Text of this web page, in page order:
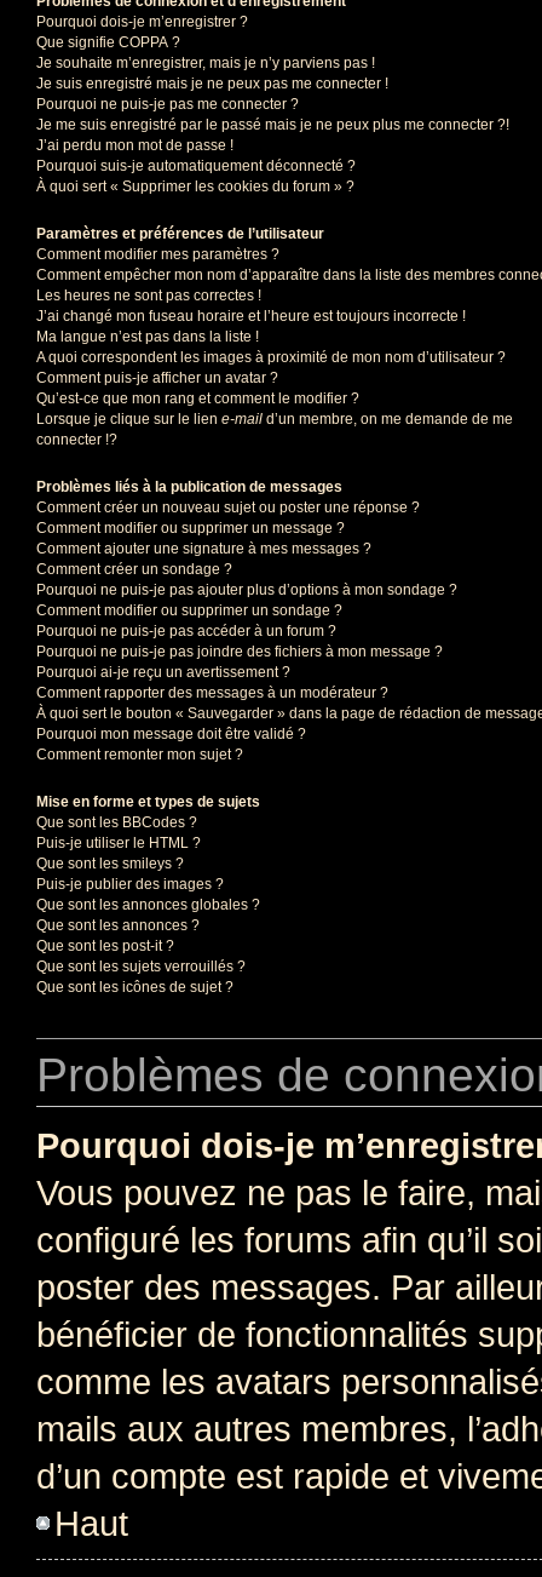
Pourquoi dois-je m’enregistrer ?
Que signifie COPPA ?
Je souhaite m’enregistrer, mais je n’y parviens pas !
Je suis enregistré mais je ne peux pas me connecter !
Pourquoi ne puis-je pas me connecter ?
Je me suis enregistré par le passé mais je ne peux plus me connecter ?!
J’ai perdu mon mot de passe !
Pourquoi suis-je automatiquement déconnecté ?
À quoi sert « Supprimer les cookies du forum » ?
Paramètres et préférences de l’utilisateur
Comment modifier mes paramètres ?
Comment empêcher mon nom d’apparaître dans la liste des membres
Les heures ne sont pas correctes !
J’ai changé mon fuseau horaire et l’heure est toujours incorrecte !
Ma langue n’est pas dans la liste !
A quoi correspondent les images à proximité de mon nom d’utilisateur ?
Comment puis-je afficher un avatar ?
Qu’est-ce que mon rang et comment le modifier ?
Lorsque je clique sur le lien e-mail d’un membre, on me demande de me
connecter !?
Problèmes liés à la publication de messages
Comment créer un nouveau sujet ou poster une réponse ?
Comment modifier ou supprimer un message ?
Comment ajouter une signature à mes messages ?
Comment créer un sondage ?
Pourquoi ne puis-je pas ajouter plus d’options à mon sondage ?
Comment modifier ou supprimer un sondage ?
Pourquoi ne puis-je pas accéder à un forum ?
Pourquoi ne puis-je pas joindre des fichiers à mon message ?
Pourquoi ai-je reçu un avertissement ?
Comment rapporter des messages à un modérateur ?
À quoi sert le bouton « Sauvegarder » dans la page de rédaction de
Pourquoi mon message doit être validé ?
Comment remonter mon sujet ?
Mise en forme et types de sujets
Que sont les BBCodes ?
Puis-je utiliser le HTML ?
Que sont les smileys ?
Puis-je publier des images ?
Que sont les annonces globales ?
Que sont les annonces ?
Que sont les post-it ?
Que sont les sujets verrouillés ?
Que sont les icônes de sujet ?
Problèmes de
Pourquoi dois-je
Vous pouvez ne pas le faire,
configuré les forums afin qu’il
poster des messages. Par
bénéficier de fonctionnalités
comme les avatars
mails aux autres membres,
d’un compte est rapide et
Haut